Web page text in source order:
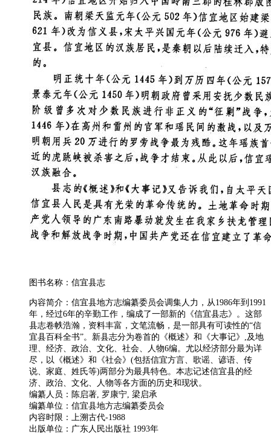
图书名称：信宜县志
内容简介：信宜县地方志编纂委员会调集人力，从1986年到1991
年，经过6年的辛勤工作，编成了一部新的《信宜县志》。这部
县志卷帙浩瀚，资料丰富，文笔流畅，是一部具有可读性的“信
宜县百科全书”。新县志分为卷首的《概述》和《大事记》,及地
理、经济、政治、文化、社会、人物6编。尤以经济部分最为详
尽，以《概述》和《社会》(包括信宜方言、歌谣、谚语、传
说、家庭、姓氏等)两部分为最具特色。本志记述信宜县的经
济、政治、文化、人物等各方面的历史和现状。
编纂人员：陈启著, 罗康宁, 梁启承
编纂单位：信宜县地方志编纂委员会
内容时限：上溯古代-1988
出版单位：广东人民出版社 1993年